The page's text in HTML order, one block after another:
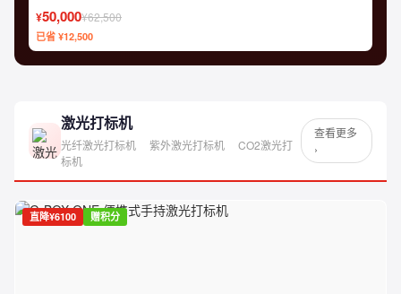
¥50,000¥62,500
已省 ¥12,500
激光打标机
光纤激光打标机 紫外激光打标机
CO2激光打
标机
查看更多
›
直降¥6100 赠积分